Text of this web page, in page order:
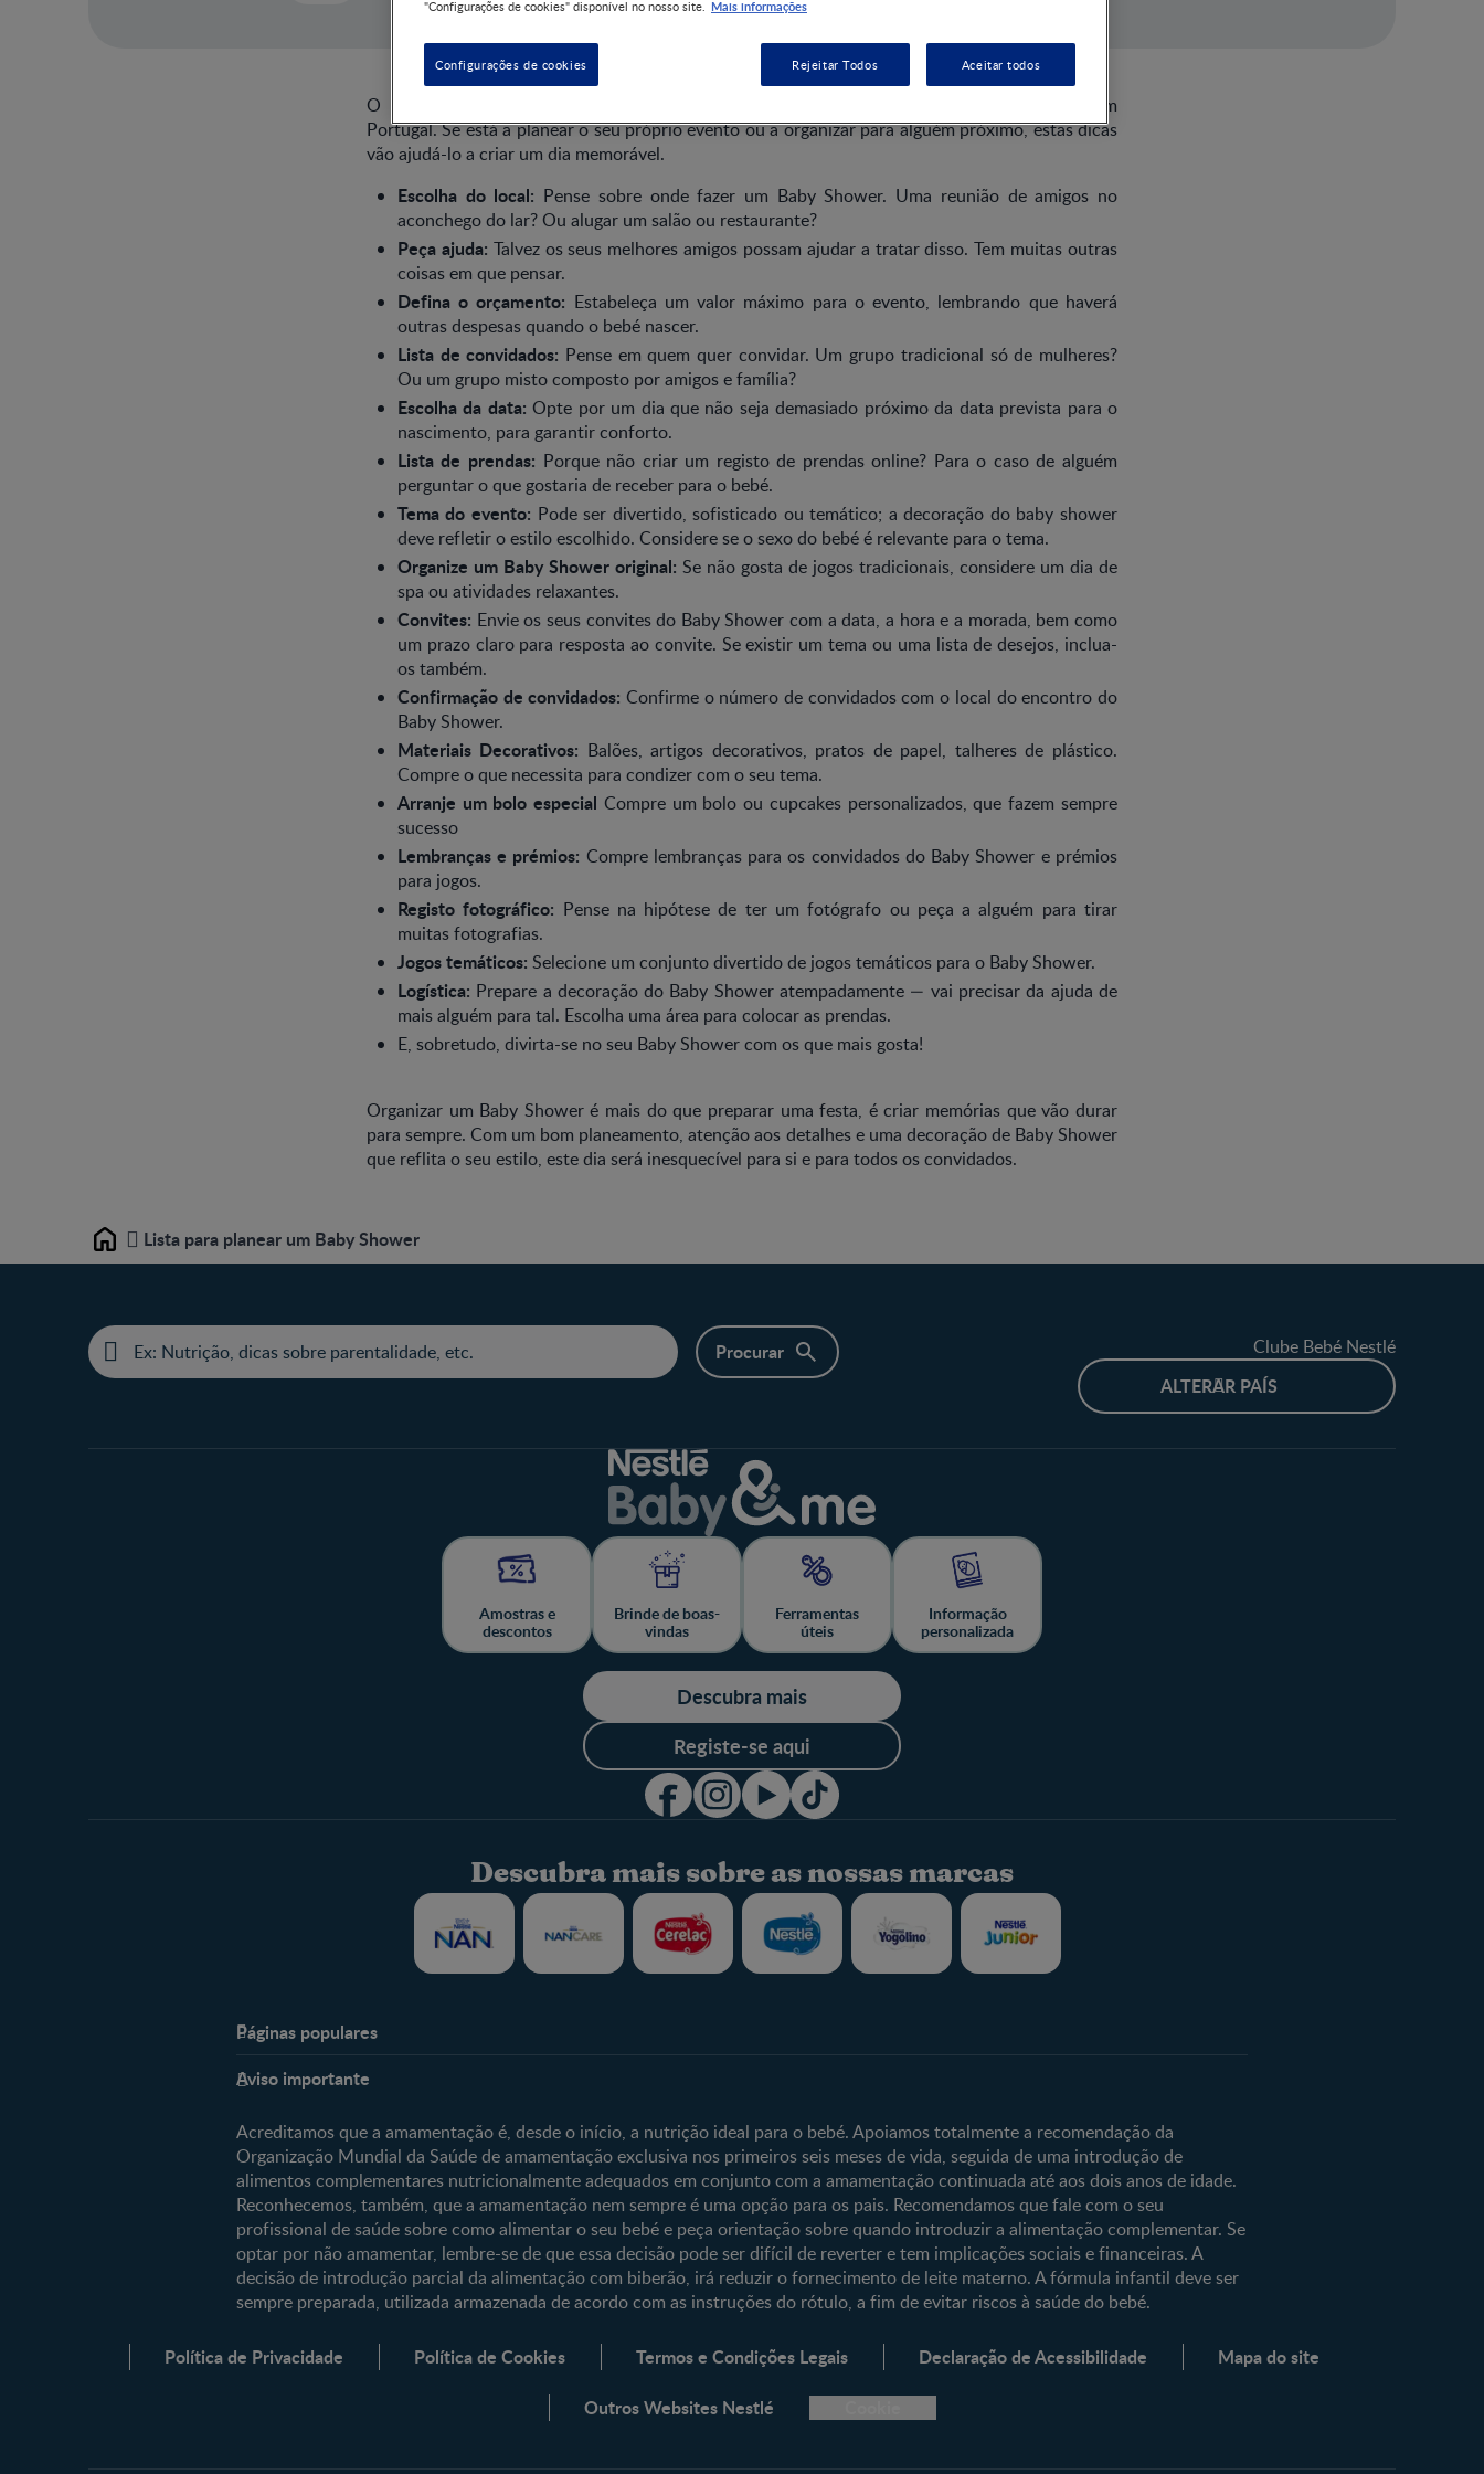
O Baby Shower, muito popular em vários países, está a ganhar cada vez mais adeptos em
Portugal. Se está a planear o seu próprio evento ou a organizar para alguém próximo, estas dicas
vão ajudá-lo a criar um dia memorável.
Escolha do local: Pense sobre onde fazer um Baby Shower. Uma reunião de amigos no
aconchego do lar? Ou alugar um salão ou restaurante?
Peça ajuda: Talvez os seus melhores amigos possam ajudar a tratar disso. Tem muitas outras
coisas em que pensar.
Defina o orçamento: Estabeleça um valor máximo para o evento, lembrando que haverá
outras despesas quando o bebé nascer.
Lista de convidados: Pense em quem quer convidar. Um grupo tradicional só de mulheres?
Ou um grupo misto composto por amigos e família?
Escolha da data: Opte por um dia que não seja demasiado próximo da data prevista para o
nascimento, para garantir conforto.
Lista de prendas: Porque não criar um registo de prendas online? Para o caso de alguém
perguntar o que gostaria de receber para o bebé.
Tema do evento: Pode ser divertido, sofisticado ou temático; a decoração do baby shower
deve refletir o estilo escolhido. Considere se o sexo do bebé é relevante para o tema.
Organize um Baby Shower original: Se não gosta de jogos tradicionais, considere um dia de
spa ou atividades relaxantes.
Convites: Envie os seus convites do Baby Shower com a data, a hora e a morada, bem como
um prazo claro para resposta ao convite. Se existir um tema ou uma lista de desejos, inclua-
os também.
Confirmação de convidados: Confirme o número de convidados com o local do encontro do
Baby Shower.
Materiais Decorativos: Balões, artigos decorativos, pratos de papel, talheres de plástico.
Compre o que necessita para condizer com o seu tema.
Arranje um bolo especial Compre um bolo ou cupcakes personalizados, que fazem sempre
sucesso
Lembranças e prémios: Compre lembranças para os convidados do Baby Shower e prémios
para jogos.
Registo fotográfico: Pense na hipótese de ter um fotógrafo ou peça a alguém para tirar
muitas fotografias.
Jogos temáticos: Selecione um conjunto divertido de jogos temáticos para o Baby Shower.
Logística: Prepare a decoração do Baby Shower atempadamente — vai precisar da ajuda de
mais alguém para tal. Escolha uma área para colocar as prendas.
E, sobretudo, divirta-se no seu Baby Shower com os que mais gosta!
Organizar um Baby Shower é mais do que preparar uma festa, é criar memórias que vão durar
para sempre. Com um bom planeamento, atenção aos detalhes e uma decoração de Baby Shower
que reflita o seu estilo, este dia será inesquecível para si e para todos os convidados.
Home Lista para planear um Baby Shower
Clube Bebé Nestlé
ALTERAR PAÍS
Amostras e
descontos
Brinde de boas-
vindas
Ferramentas
úteis
Informação
personalizada
Descubra mais
Registe-se aqui
Descubra mais sobre as nossas marcas
Páginas populares
Sobre Nós
Entrar/Registe-se
Comprar
Os nossos produtos
As nossas marcas
Aviso importante
Acreditamos que a amamentação é, desde o início, a nutrição ideal para o bebé. Apoiamos totalmente a recomendação da
Organização Mundial da Saúde de amamentação exclusiva nos primeiros seis meses de vida, seguida de uma introdução de
alimentos complementares nutricionalmente adequados em conjunto com a amamentação continuada até aos dois anos de idade.
Reconhecemos, também, que a amamentação nem sempre é uma opção para os pais. Recomendamos que fale com o seu
profissional de saúde sobre como alimentar o seu bebé e peça orientação sobre quando introduzir a alimentação complementar. Se
optar por não amamentar, lembre-se de que essa decisão pode ser difícil de reverter e tem implicações sociais e financeiras. A
decisão de introdução parcial da alimentação com biberão, irá reduzir o fornecimento de leite materno. A fórmula infantil deve ser
sempre preparada, utilizada armazenada de acordo com as instruções do rótulo, a fim de evitar riscos à saúde do bebé.
Política de Privacidade Política de Cookies Termos e Condições Legais Declaração de Acessibilidade
Mapa do site
Outros Websites Nestlé
"Configurações de cookies" disponível no nosso site. Mais informações
Rejeitar Todos Aceitar todos
Configurações de cookies